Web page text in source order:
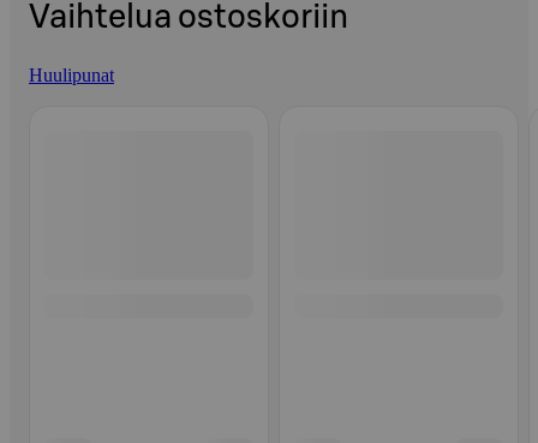
Vaihtelua ostoskoriin
Huulipunat